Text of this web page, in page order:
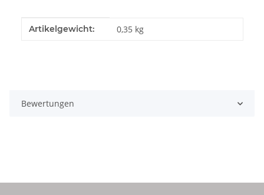
Produkteigenschaft
Wert
Artikelgewicht: 0,35 kg
Bewertungen